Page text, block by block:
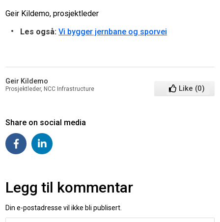
Geir Kildemo, prosjektleder
Les også: Vi bygger jernbane og sporvei
Geir Kildemo
Prosjektleder, NCC Infrastructure Like (0)
Share on social media
Legg til kommentar
Din e-postadresse vil ikke bli publisert.